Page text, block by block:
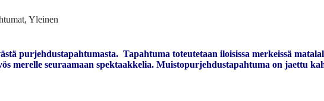
, Yleinen
purjehdustapahtumasta. Tapahtuma toteutetaan iloisissa merkeissä
merelle seuraamaan spektaakkelia. Muistopurjehdustapahtuma on jaettu